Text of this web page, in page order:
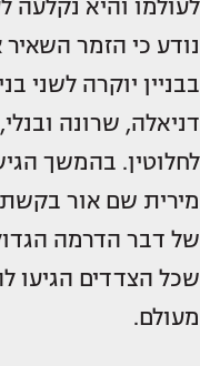
לעולמו והיא נקלעה
נודע כי הזמר השאיר
בבניין יוקרה לשני
דניאלה, שרונה
לחלוטין. בהמשך
מירית שם אור בקשת
של דבר הדרמה
שכל הצדדים הגיעו
מעולם.